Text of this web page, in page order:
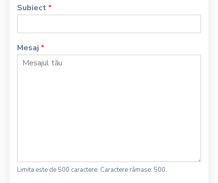
Subiect*
Mesaj *
Limita este de 500 caractere. Caractere râmase: 500.